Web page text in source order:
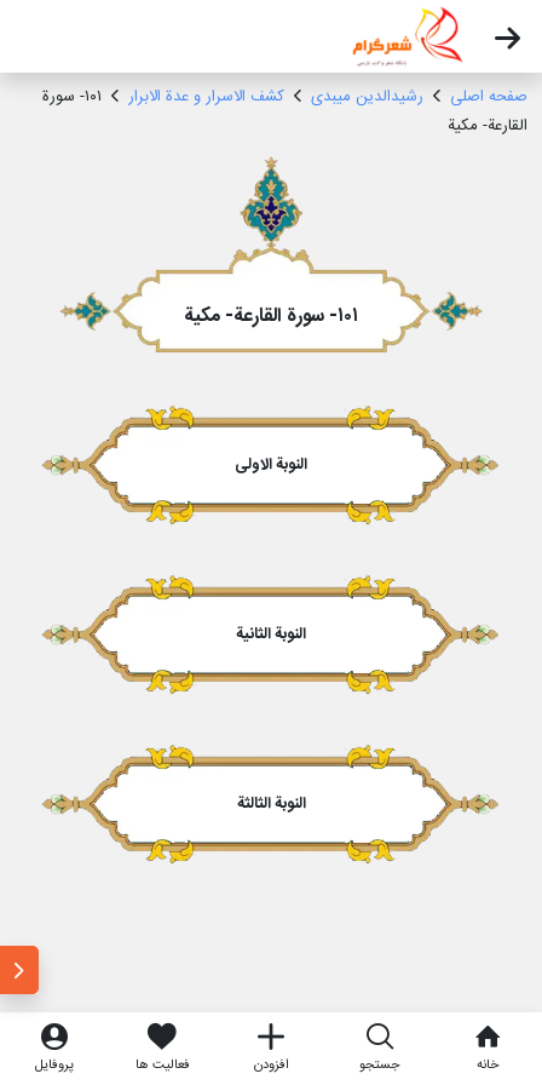
صفحه اصلی رشیدالدین میبدی کشف الاسرار و عدة الابرار
۱۰۱- سورة
القارعة- مکیة
۱۰۱- سورة القارعة- مکیة
النوبة الاولى
النوبة الثانیة
النوبة الثالثة
خانه جستجو افزودن فعالیت ها پروفایل